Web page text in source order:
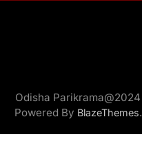
Odisha Parikrama@2024
Powered By BlazeThemes.